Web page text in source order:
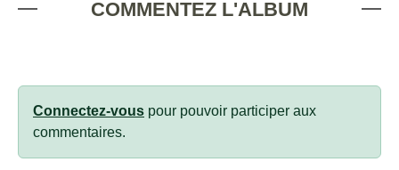
COMMENTEZ L'ALBUM
Connectez-vous pour pouvoir participer aux
commentaires.